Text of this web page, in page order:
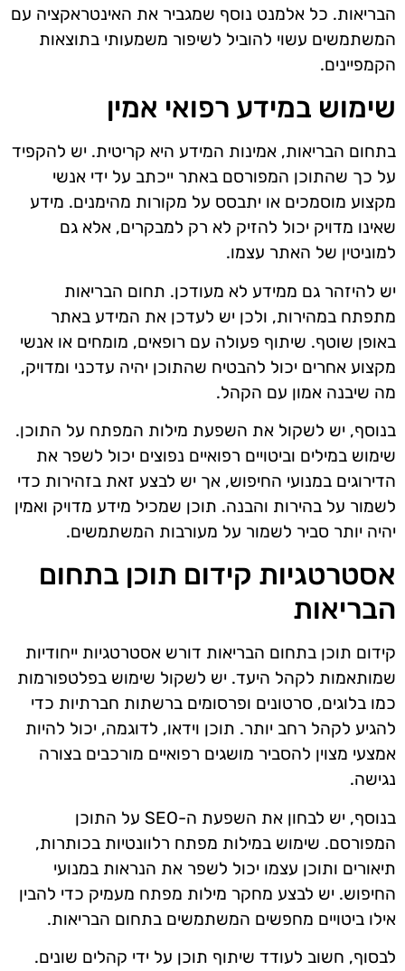
הבריאות. כל אלמנט נוסף שמגביר את האינטראקציה עם
המשתמשים עשוי להוביל לשיפור משמעותי בתוצאות
הקמפיינים.
שימוש במידע רפואי אמין
בתחום הבריאות, אמינות המידע היא קריטית. יש להקפיד
על כך שהתוכן המפורסם באתר ייכתב על ידי אנשי
מקצוע מוסמכים או יתבסס על מקורות מהימנים. מידע
שאינו מדויק יכול להזיק לא רק למבקרים, אלא גם
למוניטין של האתר עצמו.
יש להיזהר גם ממידע לא מעודכן. תחום הבריאות
מתפתח במהירות, ולכן יש לעדכן את המידע באתר
באופן שוטף. שיתוף פעולה עם רופאים, מומחים או אנשי
מקצוע אחרים יכול להבטיח שהתוכן יהיה עדכני ומדויק,
מה שיבנה אמון עם הקהל.
בנוסף, יש לשקול את השפעת מילות המפתח על התוכן.
שימוש במילים וביטויים רפואיים נפוצים יכול לשפר את
הדירוגים במנועי החיפוש, אך יש לבצע זאת בזהירות כדי
לשמור על בהירות והבנה. תוכן שמכיל מידע מדויק ואמין
יהיה יותר סביר לשמור על מעורבות המשתמשים.
אסטרטגיות קידום תוכן בתחום
הבריאות
קידום תוכן בתחום הבריאות דורש אסטרטגיות ייחודיות
שמותאמות לקהל היעד. יש לשקול שימוש בפלטפורמות
כמו בלוגים, סרטונים ופרסומים ברשתות חברתיות כדי
להגיע לקהל רחב יותר. תוכן וידאו, לדוגמה, יכול להיות
אמצעי מצוין להסביר מושגים רפואיים מורכבים בצורה
נגישה.
בנוסף, יש לבחון את השפעת ה-SEO על התוכן
המפורסם. שימוש במילות מפתח רלוונטיות בכותרות,
תיאורים ותוכן עצמו יכול לשפר את הנראות במנועי
החיפוש. יש לבצע מחקר מילות מפתח מעמיק כדי להבין
אילו ביטויים מחפשים המשתמשים בתחום הבריאות.
לבסוף, חשוב לעודד שיתוף תוכן על ידי קהלים שונים.